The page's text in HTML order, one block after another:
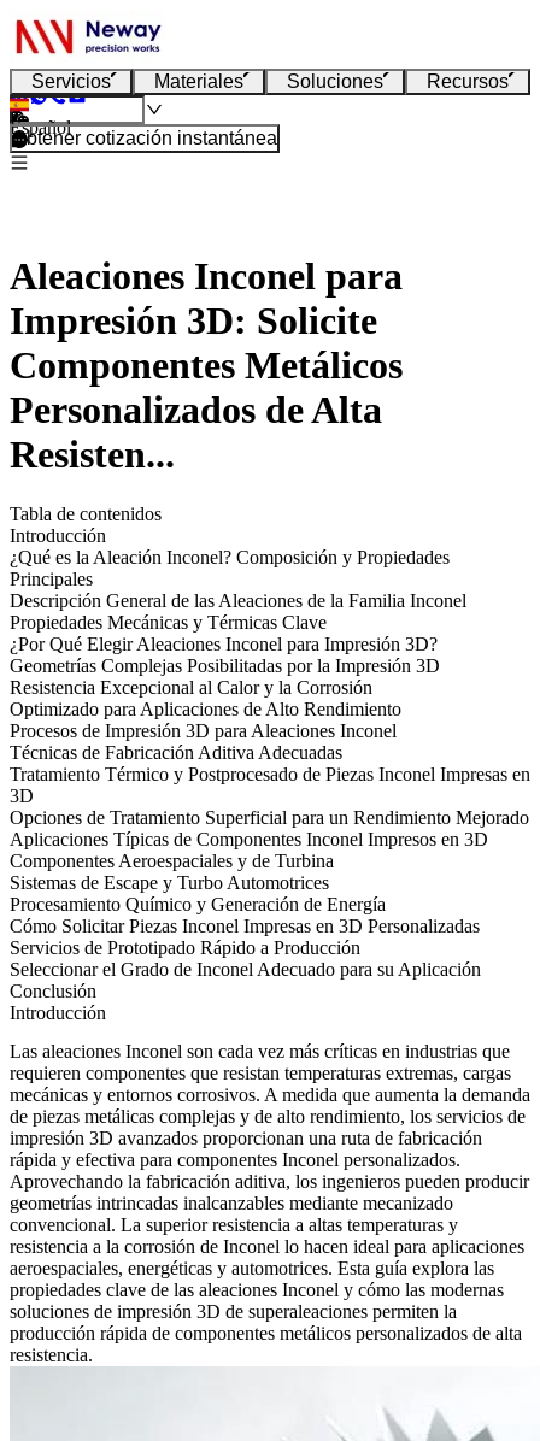
Servicios Materiales Soluciones Recursos
Español
Obtener cotización instantánea
Aleaciones Inconel para
Impresión 3D: Solicite
Componentes Metálicos
Personalizados de Alta
Resisten...
Tabla de contenidos
Introducción
¿Qué es la Aleación Inconel? Composición y Propiedades
Principales
Descripción General de las Aleaciones de la Familia Inconel
Propiedades Mecánicas y Térmicas Clave
¿Por Qué Elegir Aleaciones Inconel para Impresión 3D?
Geometrías Complejas Posibilitadas por la Impresión 3D
Resistencia Excepcional al Calor y la Corrosión
Optimizado para Aplicaciones de Alto Rendimiento
Procesos de Impresión 3D para Aleaciones Inconel
Técnicas de Fabricación Aditiva Adecuadas
Tratamiento Térmico y Postprocesado de Piezas Inconel Impresas en
3D
Opciones de Tratamiento Superficial para un Rendimiento Mejorado
Aplicaciones Típicas de Componentes Inconel Impresos en 3D
Componentes Aeroespaciales y de Turbina
Sistemas de Escape y Turbo Automotrices
Procesamiento Químico y Generación de Energía
Cómo Solicitar Piezas Inconel Impresas en 3D Personalizadas
Servicios de Prototipado Rápido a Producción
Seleccionar el Grado de Inconel Adecuado para su Aplicación
Conclusión
Introducción
Las aleaciones Inconel son cada vez más críticas en industrias que
requieren componentes que resistan temperaturas extremas, cargas
mecánicas y entornos corrosivos. A medida que aumenta la demanda
de piezas metálicas complejas y de alto rendimiento, los servicios de
impresión 3D avanzados proporcionan una ruta de fabricación
rápida y efectiva para componentes Inconel personalizados.
Aprovechando la fabricación aditiva, los ingenieros pueden producir
geometrías intrincadas inalcanzables mediante mecanizado
convencional. La superior resistencia a altas temperaturas y
resistencia a la corrosión de Inconel lo hacen ideal para aplicaciones
aeroespaciales, energéticas y automotrices. Esta guía explora las
propiedades clave de las aleaciones Inconel y cómo las modernas
soluciones de impresión 3D de superaleaciones permiten la
producción rápida de componentes metálicos personalizados de alta
resistencia.